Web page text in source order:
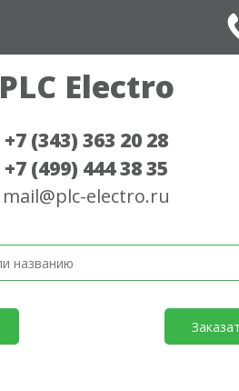
PLC Electro
+7 (343) 363 20 28
+7 (499) 444 38 35
mail@plc-electro.ru